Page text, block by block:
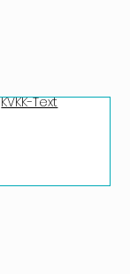
KVKK-Text